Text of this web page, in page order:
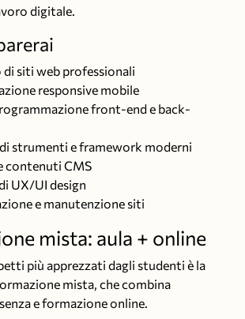
digitale.
di siti web professionali
responsive mobile
front-end e back-
strumenti e framework moderni
contenuti CMS
UX/UI design
e manutenzione siti
mista: aula + online
più apprezzati dagli studenti è la
mista, che combina
e formazione online.